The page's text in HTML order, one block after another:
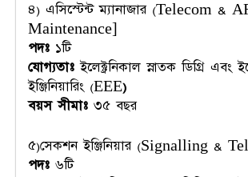
৪) এসিস্টেন্ট ম্যানাজার (Telecom &
Maintenance]
পদঃ ১টি
যোগ্যতাঃ ইলেক্ট্রনিকাল স্নাতক ডিগ্রি এবং
ইঞ্জিনিয়ারিং (EEE)
বয়স সীমাঃ ৩৫ বছর
৫)সেকশন ইঞ্জিনিয়ার (Signalling &
পদঃ ৬টি